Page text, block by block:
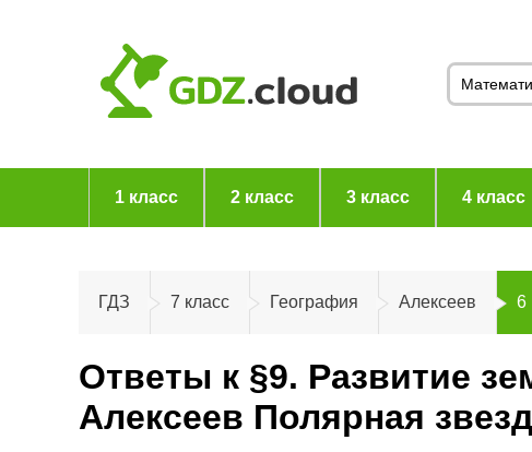
1 класс 2 класс 3 класс 4 класс
ГДЗ 7 класс География Алексеев 6
Ответы к §9. Развитие
Алексеев Полярная